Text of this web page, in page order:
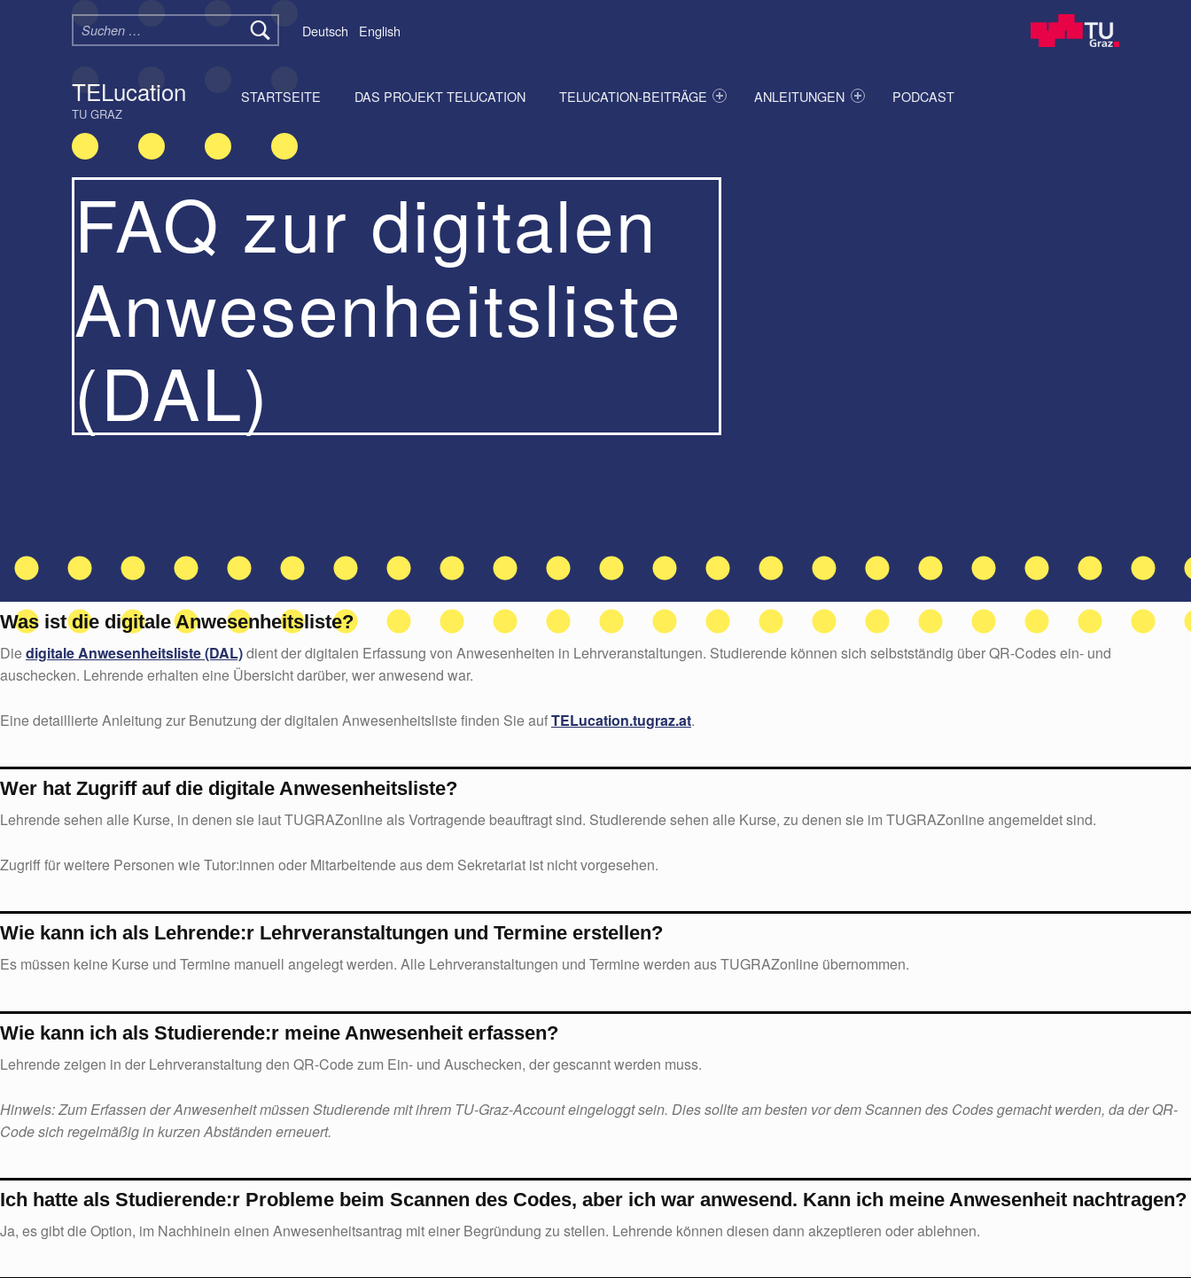
TELucation
TU GRAZ
STARTSEITE DAS PROJEKT TELUCATION TELUCATION-BEITRÄGE ANLEITUNGEN PODCAST
Suchen nach:
Deutsch
English
FAQ zur digitalen
Anwesenheitsliste
(DAL)
Was ist die digitale Anwesenheitsliste?
Diedigitale Anwesenheitsliste (DAL)dient der digitalen Erfassung von Anwesenheiten in Lehrveranstaltungen. Studierende können sich selbstständig über QR-Codes ein- und
auschecken. Lehrende erhalten eine Übersicht darüber, wer anwesend war.
Eine detaillierte Anleitung zur Benutzung der digitalen Anwesenheitsliste finden Sie aufTELucation.tugraz.at.
Wer hat Zugriff auf die digitale Anwesenheitsliste?
Lehrende sehen alle Kurse, in denen sie laut TUGRAZonline als Vortragende beauftragt sind. Studierende sehen alle Kurse, zu denen sie im TUGRAZonline angemeldet sind.
Zugriff für weitere Personen wie Tutor:innen oder Mitarbeitende aus dem Sekretariat ist nicht vorgesehen.
Wie kann ich als Lehrende:r Lehrveranstaltungen und Termine erstellen?
Es müssen keine Kurse und Termine manuell angelegt werden. Alle Lehrveranstaltungen und Termine werden aus TUGRAZonline übernommen.
Wie kann ich als Studierende:r meine Anwesenheit erfassen?
Lehrende zeigen in der Lehrveranstaltung den QR-Code zum Ein- und Auschecken, der gescannt werden muss.
Hinweis: Zum Erfassen der Anwesenheit müssen Studierende mit ihrem TU-Graz-Account eingeloggt sein. Dies sollte am besten vor dem Scannen des Codes gemacht werden, da der QR-
Code sich regelmäßig in kurzen Abständen erneuert.
Ich hatte als Studierende:r Probleme beim Scannen des Codes, aber ich war anwesend. Kann ich meine Anwesenheit nachtragen?
Ja, es gibt die Option, im Nachhinein einen Anwesenheitsantrag mit einer Begründung zu stellen. Lehrende können diesen dann akzeptieren oder ablehnen.